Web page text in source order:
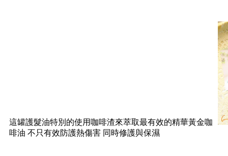
這罐護髮油特別的使用咖啡渣來萃取最有效的精華黃金咖
啡油 不只有效防護熱傷害 同時修護與保濕